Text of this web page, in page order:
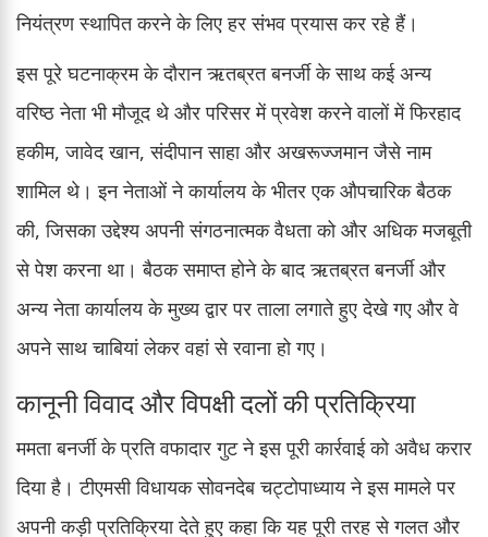
नियंत्रण स्थापित करने के लिए हर संभव प्रयास कर रहे हैं।
इस पूरे घटनाक्रम के दौरान ऋतब्रत बनर्जी के साथ कई अन्य
वरिष्ठ नेता भी मौजूद थे और परिसर में प्रवेश करने वालों में फिरहाद
हकीम, जावेद खान, संदीपान साहा और अखरूज्जमान जैसे नाम
शामिल थे। इन नेताओं ने कार्यालय के भीतर एक औपचारिक बैठक
की, जिसका उद्देश्य अपनी संगठनात्मक वैधता को और अधिक मजबूती
से पेश करना था। बैठक समाप्त होने के बाद ऋतब्रत बनर्जी और
अन्य नेता कार्यालय के मुख्य द्वार पर ताला लगाते हुए देखे गए और वे
अपने साथ चाबियां लेकर वहां से रवाना हो गए।
कानूनी विवाद और विपक्षी दलों की प्रतिक्रिया
ममता बनर्जी के प्रति वफादार गुट ने इस पूरी कार्रवाई को अवैध करार
दिया है। टीएमसी विधायक सोवनदेब चट्टोपाध्याय ने इस मामले पर
अपनी कड़ी प्रतिक्रिया देते हुए कहा कि यह पूरी तरह से गलत और